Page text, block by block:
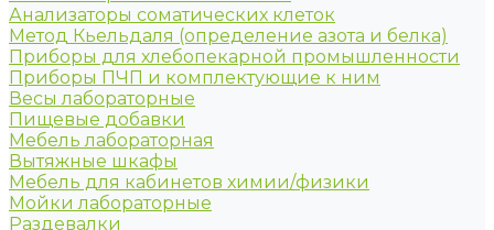
Анализаторы соматических клеток
Метод Кьельдаля (определение азота и белка)
Приборы для хлебопекарной промышленности
Приборы ПЧП и комплектующие к ним
Весы лабораторные
Пищевые добавки
Мебель лабораторная
Вытяжные шкафы
Мебель для кабинетов химии/физики
Мойки лабораторные
Раздевалки